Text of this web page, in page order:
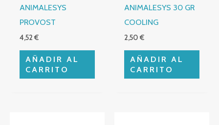
ANIMALESYS
PROVOST
4,52€
AÑADIR AL
CARRITO
ANIMALESYS 30 GR
COOLING
2,50€
AÑADIR AL
CARRITO